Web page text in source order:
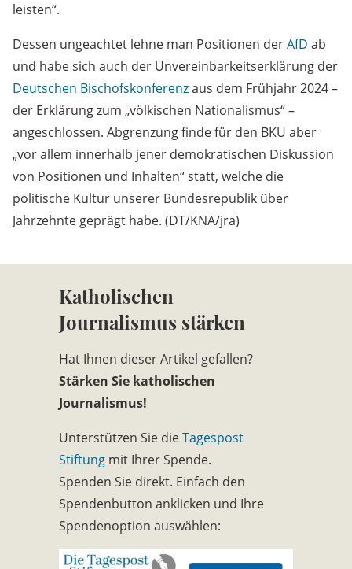
leisten“.
Dessen ungeachtet lehne man Positionen derAfD ab
und habe sich auch der Unvereinbarkeitserklärung der
Deutschen Bischofskonferenzaus dem Frühjahr 2024 –
der Erklärung zum „völkischen Nationalismus“ –
angeschlossen. Abgrenzung finde für den BKU aber
„vor allem innerhalb jener demokratischen Diskussion
von Positionen und Inhalten“ statt, welche die
politische Kultur unserer Bundesrepublik über
Jahrzehnte geprägt habe. (DT/KNA/jra)
Katholischen
Journalismus stärken
Hat Ihnen dieser Artikel gefallen?
Stärken Sie katholischen
Journalismus!
Unterstützen Sie dieTagespost
Stiftung mit Ihrer Spende.
Spenden Sie direkt. Einfach den
Spendenbutton anklicken und Ihre
Spendenoption auswählen: